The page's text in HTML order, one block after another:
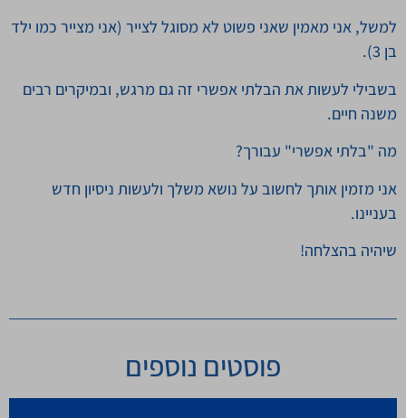
למשל, אני מאמין שאני פשוט לא מסוגל לצייר (אני מצייר כמו ילד
בן 3).
בשבילי לעשות את הבלתי אפשרי זה גם מרגש, ובמיקרים רבים
משנה חיים.
מה "בלתי אפשרי" עבורך?
אני מזמין אותך לחשוב על נושא משלך ולעשות ניסיון חדש
בעניינו.
שיהיה בהצלחה!
פוסטים נוספים